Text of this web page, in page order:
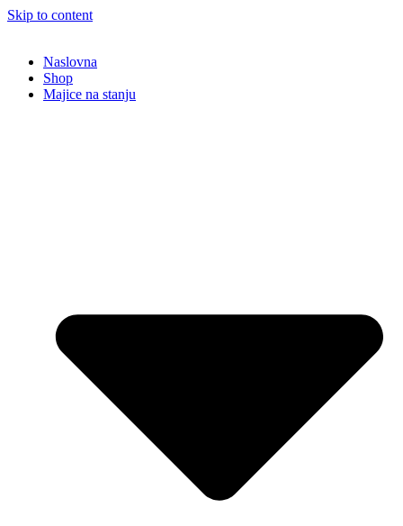
Skip to content
Naslovna
Shop
Majice na stanju